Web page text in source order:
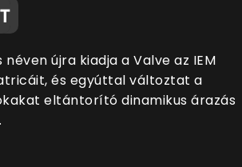
néven újra kiadja a Valve az IEM
és egyúttal változtat a
eltántorító dinamikus árazás